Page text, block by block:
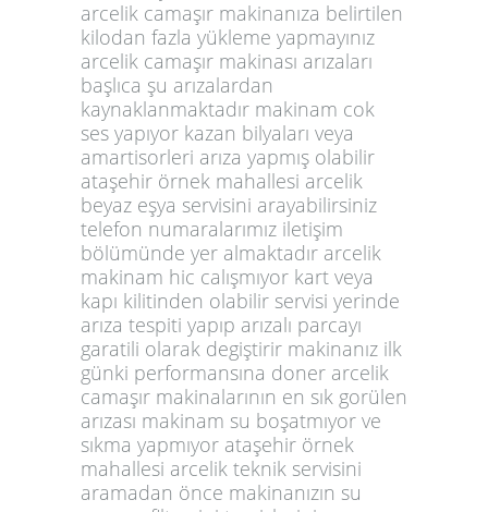
arcelik camaşır makinanıza belirtilen
kilodan fazla yükleme yapmayınız
arcelik camaşır makinası arızaları
başlıca şu arızalardan
kaynaklanmaktadır makinam cok
ses yapıyor kazan bilyaları veya
amartisorleri arıza yapmış olabilir
ataşehir örnek mahallesi arcelik
beyaz eşya servisini arayabilirsiniz
telefon numaralarımız iletişim
bölümünde yer almaktadır arcelik
makinam hic calışmıyor kart veya
kapı kilitinden olabilir servisi yerinde
arıza tespiti yapıp arızalı parcayı
garatili olarak degiştirir makinanız ilk
günki performansına doner arcelik
camaşır makinalarının en sık gorülen
arızası makinam su boşatmıyor ve
sıkma yapmıyor ataşehir örnek
mahallesi arcelik teknik servisini
aramadan önce makinanızın su